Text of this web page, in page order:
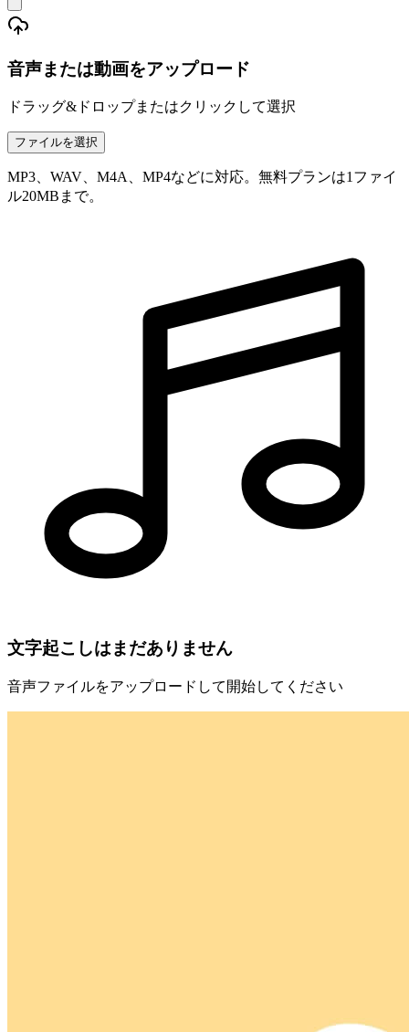
音声または動画をアップロード
ドラッグ&ドロップまたはクリックして選択
ファイルを選択
MP3、WAV、M4A、MP4などに対応。無料プランは1ファイ
ル20MBまで。
文字起こしはまだありません
音声ファイルをアップロードして開始してください